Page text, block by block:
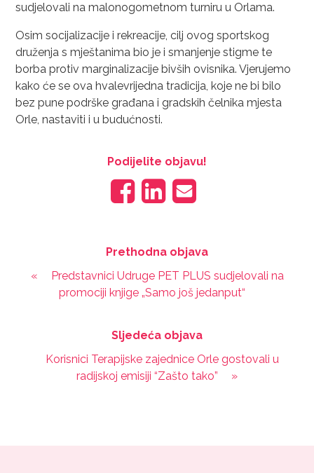
sudjelovali na malonogometnom turniru u Orlama.
Osim socijalizacije i rekreacije, cilj ovog sportskog
druženja s mještanima bio je i smanjenje stigme te
borba protiv marginalizacije bivših ovisnika. Vjerujemo
kako će se ova hvalevrijedna tradicija, koje ne bi bilo
bez pune podrške građana i gradskih čelnika mjesta
Orle, nastaviti i u budućnosti.
Podijelite objavu!
Prethodna objava
«
Predstavnici Udruge PET PLUS sudjelovali na
promociji knjige „Samo još jedanput“
Sljedeća objava
Korisnici Terapijske zajednice Orle gostovali u
radijskoj emisiji “Zašto tako”
»